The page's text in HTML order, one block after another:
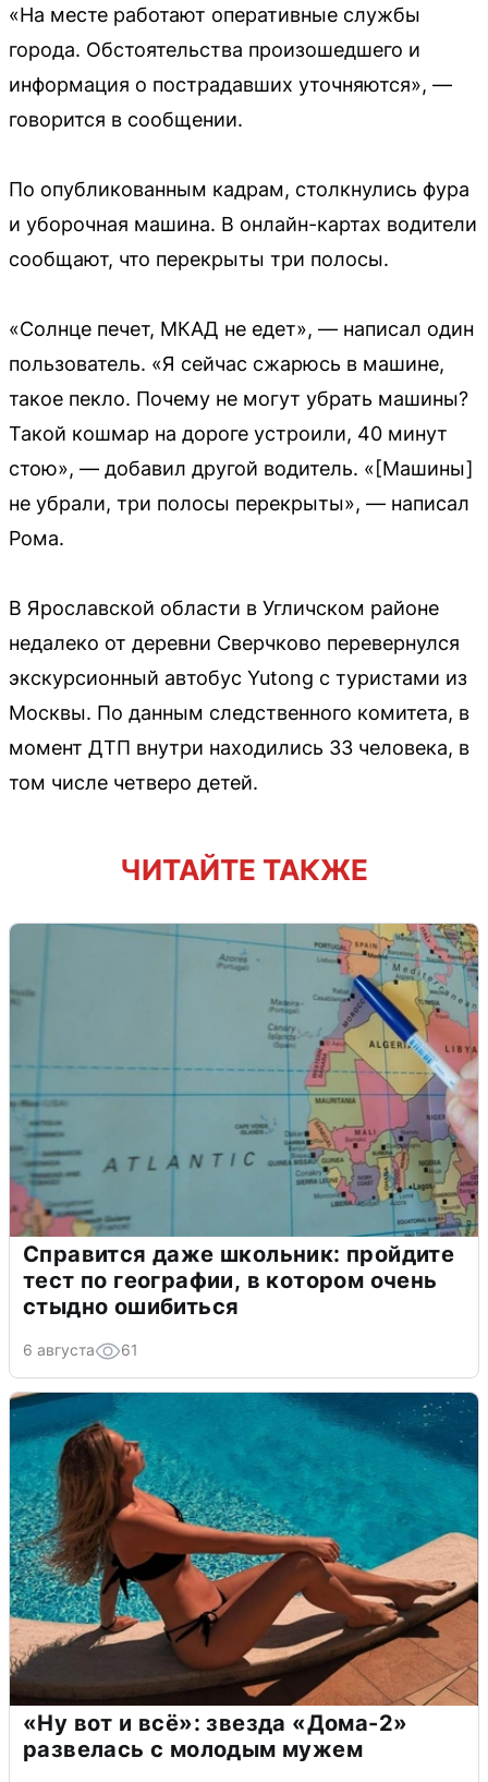
«На месте работают оперативные службы
города. Обстоятельства произошедшего и
информация о пострадавших уточняются», —
говорится в сообщении.
По опубликованным кадрам, столкнулись фура
и уборочная машина. В онлайн-картах водители
сообщают, что перекрыты три полосы.
«Солнце печет, МКАД не едет», — написал один
пользователь. «Я сейчас сжарюсь в машине,
такое пекло. Почему не могут убрать машины?
Такой кошмар на дороге устроили, 40 минут
стою», — добавил другой водитель. «[Машины]
не убрали, три полосы перекрыты», — написал
Рома.
В Ярославской области в Угличском районе
недалеко от деревни Сверчково перевернулся
экскурсионный автобус Yutong с туристами из
Москвы. По данным следственного комитета, в
момент ДТП внутри находились 33 человека, в
том числе четверо детей.
ЧИТАЙТЕ ТАКЖЕ
Справится даже школьник: пройдите
тест по географии, в котором очень
стыдно ошибиться
6 августа 61
«Ну вот и всё»: звезда «Дома-2»
развелась с молодым мужем